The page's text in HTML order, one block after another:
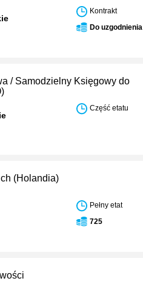
Kontrakt
Do uzgodnienia
/ Samodzielny Księgowy do
Część etatu
(Holandia)
Pełny etat
725